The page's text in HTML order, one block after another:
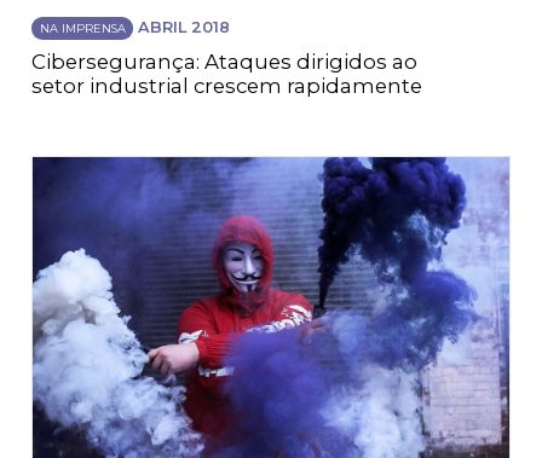
NA IMPRENSA ABRIL 2018
Cibersegurança: Ataques dirigidos ao
setor industrial crescem rapidamente